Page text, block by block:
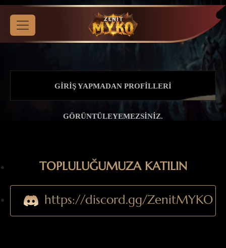
GIRIŞ YAPMADAN PROFILLERI
GÖRÜNTÜLEYEMEZSINIZ.
TOPLULUĞUMUZA KATILIN
https://discord.gg/ZenitMYKO